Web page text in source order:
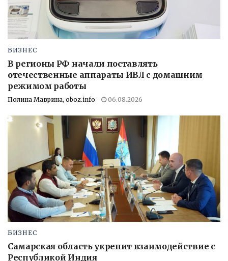
БИЗНЕС
В регионы РФ начали поставлять
отечественные аппараты ИВЛ с домашним
режимом работы
Полина Маврина, oboz.info 06.08.2026
БИЗНЕС
Самарская область укрепит взаимодействие с
Республикой Индия